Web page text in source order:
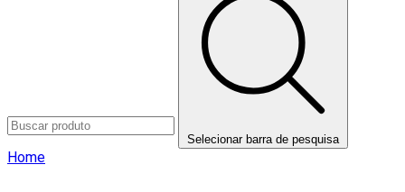
Selecionar barra de pesquisa
Home